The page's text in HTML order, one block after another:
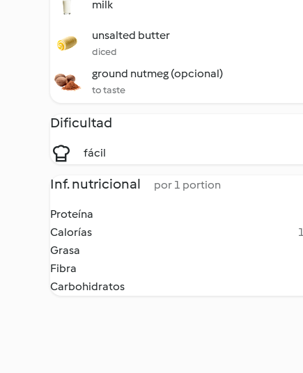
milk
unsalted butter
diced
ground nutmeg (opcional)
to taste
Dificultad
fácil
Inf. nutricional por 1 portion
Proteína
Calorías
Grasa
Fibra
Carbohidratos